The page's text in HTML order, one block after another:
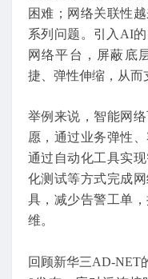
困难；网络关联性
系列问题。引入AI
网络平台，屏蔽底
捷、弹性伸缩，从而
举例来说，智能网
愿，通过业务弹性
通过自动化工具实
化测试等方式完成
具，减少告警工单
维。
回顾新华三AD-NET